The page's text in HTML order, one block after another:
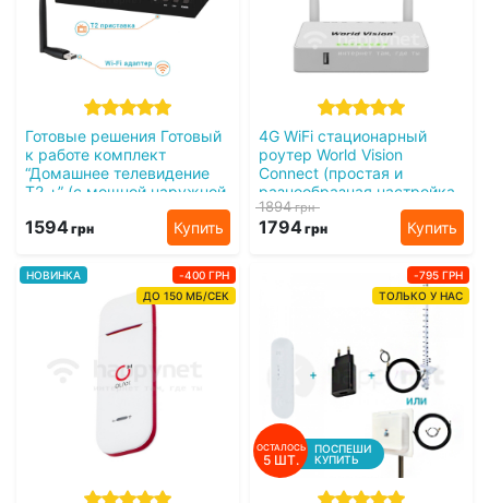
Готовые решения Готовый
к работе комплект
“Домашнее телевидение
Т2 +” (с мощной наружной
1594грн Купить
4G WiFi стационарный
роутер World Vision
Connect (простая и
разнообразная настройка
сети)
1894грн
1794грн Купить
НОВИНКА
-400 ГРН
ДО 150 МБ/СЕК
-795 ГРН
ТОЛЬКО У НАС
ОСТАЛОСЬ
5 ШТ.
ПОСПЕШИ
КУПИТЬ